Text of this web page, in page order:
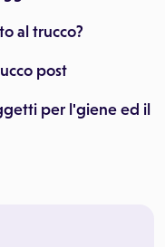
al trucco?
post
per l'giene ed il